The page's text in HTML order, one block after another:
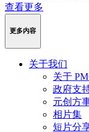
查看更多
更多内容
关于我们
关于
政府支
元创方
相片集
短片分